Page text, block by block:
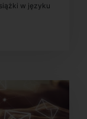
w języku